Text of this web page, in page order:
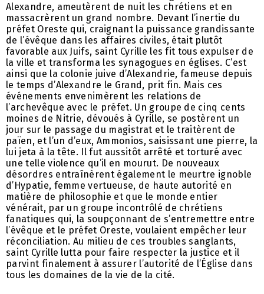
Alexandre, ameutèrent de nuit les chrétiens et en
massacrèrent un grand nombre. Devant l’inertie du
préfet Oreste qui, craignant la puissance grandissante
de l’évêque dans les affaires civiles, était plutôt
favorable aux Juifs, saint Cyrille les fit tous expulser de
la ville et transforma les synagogues en églises. C’est
ainsi que la colonie juive d’Alexandrie, fameuse depuis
le temps d’Alexandre le Grand, prit fin. Mais ces
événements envenimèrent les relations de
l’archevêque avec le préfet. Un groupe de cinq cents
moines de Nitrie, dévoués à Cyrille, se postèrent un
jour sur le passage du magistrat et le traitèrent de
païen, et l’un d’eux, Ammonios, saisissant une pierre, la
lui jeta à la tête. Il fut aussitôt arrêté et torturé avec
une telle violence qu’il en mourut. De nouveaux
désordres entraînèrent également le meurtre ignoble
d’Hypatie, femme vertueuse, de haute autorité en
matière de philosophie et que le monde entier
vénérait, par un groupe incontrôlé de chrétiens
fanatiques qui, la soupçonnant de s’entremettre entre
l’évêque et le préfet Oreste, voulaient empêcher leur
réconciliation. Au milieu de ces troubles sanglants,
saint Cyrille lutta pour faire respecter la justice et il
parvint finalement à assurer l’autorité de l’Église dans
tous les domaines de la vie de la cité.